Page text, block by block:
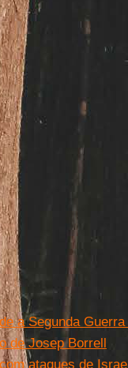
a Segunda
de Josep Borrell
ataques de